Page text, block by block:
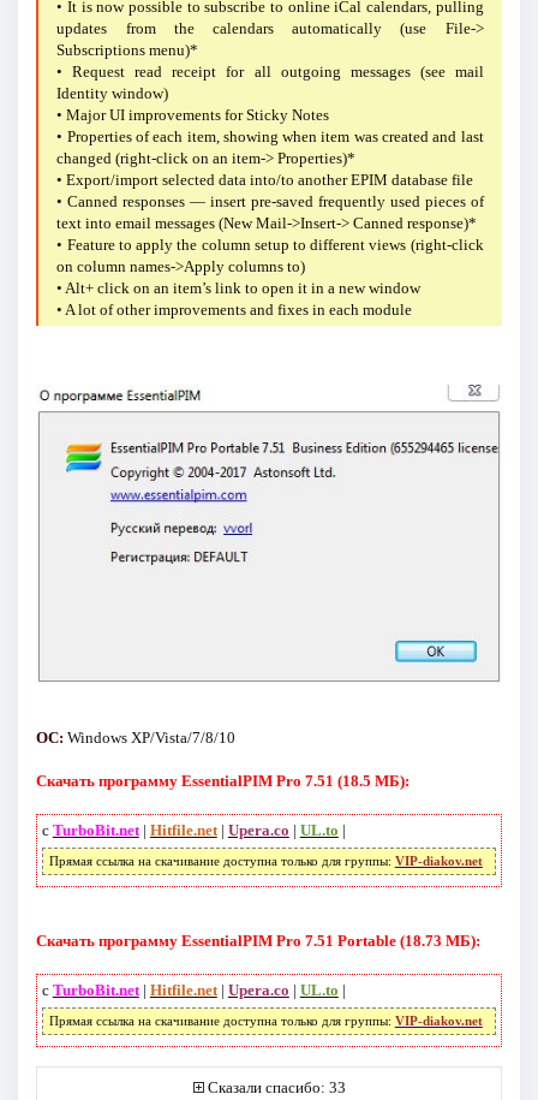
• It is now possible to subscribe to online iCal calendars, pulling
updates from the calendars automatically (use File->
Subscriptions menu)*
• Request read receipt for all outgoing messages (see mail
Identity window)
• Major UI improvements for Sticky Notes
• Properties of each item, showing when item was created and last
changed (right-click on an item-> Properties)*
• Export/import selected data into/to another EPIM database file
• Canned responses — insert pre-saved frequently used pieces of
text into email messages (New Mail->Insert-> Canned response)*
• Feature to apply the column setup to different views (right-click
on column names->Apply columns to)
• Alt+ click on an item’s link to open it in a new window
• A lot of other improvements and fixes in each module
ОС: Windows XP/Vista/7/8/10
Скачать программу EssentialPIM Pro 7.51 (18.5 МБ):
с TurboBit.net| Hitfile.net| Upera.co | UL.to |
Прямая ссылка на скачивание доступна только для группы: VIP-diakov.net
Скачать программу EssentialPIM Pro 7.51 Portable (18.73 МБ):
с TurboBit.net| Hitfile.net| Upera.co | UL.to |
Прямая ссылка на скачивание доступна только для группы: VIP-diakov.net
Сказали спасибо: 33